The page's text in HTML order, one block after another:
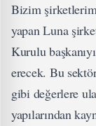
Bizim
yapan Luna
Kurulu
erecek. Bu
gibi değerlere
yapılarından